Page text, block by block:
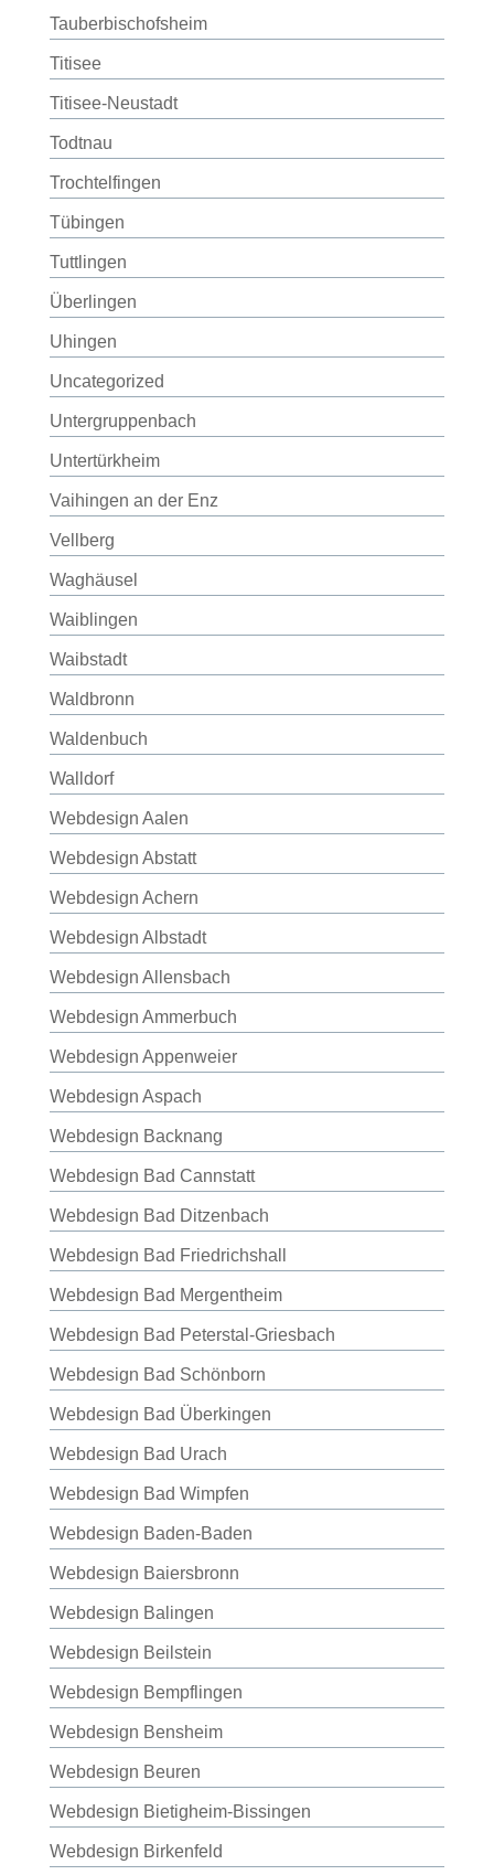
Tauberbischofsheim
Titisee
Titisee-Neustadt
Todtnau
Trochtelfingen
Tübingen
Tuttlingen
Überlingen
Uhingen
Uncategorized
Untergruppenbach
Untertürkheim
Vaihingen an der Enz
Vellberg
Waghäusel
Waiblingen
Waibstadt
Waldbronn
Waldenbuch
Walldorf
Webdesign Aalen
Webdesign Abstatt
Webdesign Achern
Webdesign Albstadt
Webdesign Allensbach
Webdesign Ammerbuch
Webdesign Appenweier
Webdesign Aspach
Webdesign Backnang
Webdesign Bad Cannstatt
Webdesign Bad Ditzenbach
Webdesign Bad Friedrichshall
Webdesign Bad Mergentheim
Webdesign Bad Peterstal-Griesbach
Webdesign Bad Schönborn
Webdesign Bad Überkingen
Webdesign Bad Urach
Webdesign Bad Wimpfen
Webdesign Baden-Baden
Webdesign Baiersbronn
Webdesign Balingen
Webdesign Beilstein
Webdesign Bempflingen
Webdesign Bensheim
Webdesign Beuren
Webdesign Bietigheim-Bissingen
Webdesign Birkenfeld